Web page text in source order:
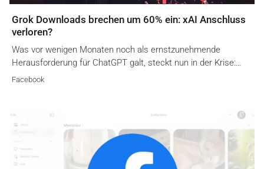
Grok Downloads brechen um 60% ein: xAI Anschluss
verloren?
Was vor wenigen Monaten noch als ernstzunehmende
Herausforderung für ChatGPT galt, steckt nun in der Krise:…
Facebook